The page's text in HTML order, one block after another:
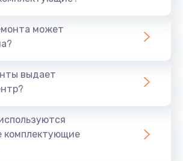
1440 руб.
южного моста
батарейки BIOS
может
выдает
комплектующие